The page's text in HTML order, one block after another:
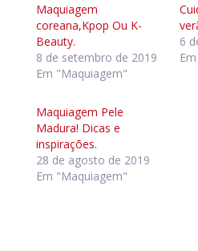
Maquiagem
coreana,Kpop Ou K-
Beauty.
8 de setembro de 2019
Em "Maquiagem"
6
Maquiagem Pele
Madura! Dicas e
inspirações.
28 de agosto de 2019
Em "Maquiagem"